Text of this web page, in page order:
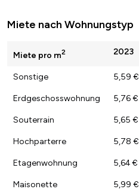
Miete nach Wohnungstyp
Miete pro m2 2023
Sonstige 5,59 €
Erdgeschosswohnung 5,76 €
Souterrain 5,65 €
Hochparterre 5,78 €
Etagenwohnung 5,64 €
Maisonette 5,99 €